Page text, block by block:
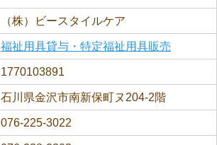
（株）ビースタイルケア
福祉用具貸与・特定福祉用具販売
1770103891
石川県金沢市南新保町ヌ204-2階
076-225-3022